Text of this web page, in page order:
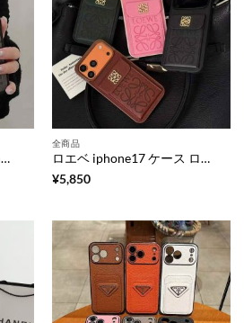
iphone17 ケース fendi iphone17pro/17promax ケース magsafe ブランド フェンディ ズッカ 柄 iphone16/16pro ケース 芸能人 愛用 iphone15/14/13 ケース メンズ ブランド
全商品
ロエベ iphone17 ケース ロエベ アナグラム iphone air/17proケース 背面ポケット ブランド iphone16/16pro ケース レザー ブランド iphone15/14/13 ケース 大人 おしゃれ 男女兼用
¥5,850